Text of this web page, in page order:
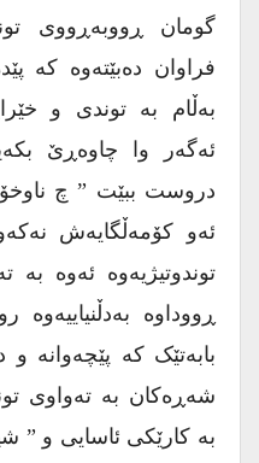
گومان ڕووبەڕووی
فراوان دەبێتەوە کە
بەڵام بە توندی و
ئەگەر وا چاوەڕێ
دروست ببێت ” چ
ئەو کۆمەڵگایەش
توندوتیژیەوە ئەوە بە
ڕووداوە بەدڵنیاییەوە
بابەتێک کە پێچەوانە و
شەڕەکان بە تەواوی
بە کارێکی ئاسایی و ”